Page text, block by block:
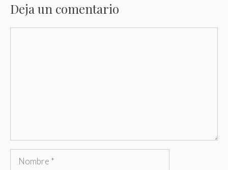
Deja un comentario
Nombre